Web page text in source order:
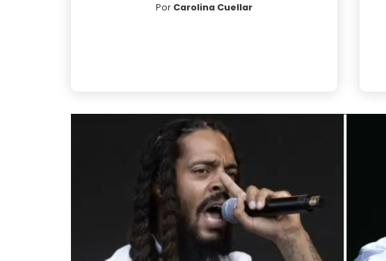
Por Carolina Cuellar